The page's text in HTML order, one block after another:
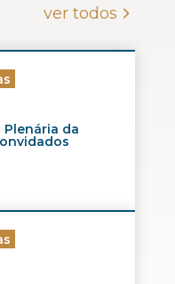
ver todos
Plenária da